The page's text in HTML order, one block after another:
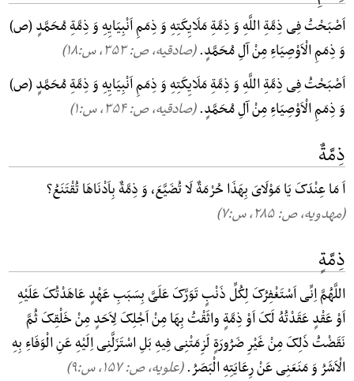
اَصْبَحْتُ فِی ذِمَّةِ اللَّهِ وَ ذِمَّةِ مَلَایِکَتِهِ وَ ذِمَمِ اَنْبِیَایِهِ وَ ذِمَّةِ مُحَمَّدٍ (ص)
وَ ذِمَمِ الْاَوْصِیَاءِ مِنْ آلِ مُحَمَّدٍ.(صادقیه، ص: ۳۵۳, س:۱۸)
اَصْبَحْتُ فِی ذِمَّةِ اللَّهِ وَ ذِمَّةِ مَلَایِکَتِهِ وَ ذِمَمِ اَنْبِیَایِهِ وَ ذِمَّةِ مُحَمَّدٍ (ص)
وَ ذِمَمِ الْاَوْصِیَاءِ مِنْ آلِ مُحَمَّدٍ.(صادقیه، ص: ۳۵۴, س:۱)
ذِمَّةٌ
اَ مَا عِنْدَکَ یَا مَوْلَایَ بِهَذَا حُرْمَةٌ لَا تُضَیَّعَ، وَ ذِمَّةٌ بِاَدْنَاهَا تُقْتَنَعُ؟
(مهدویه، ص: ۲۸۵, س:۷)
ذِمَّةٍ
اللَّهُمَّ اِنِّی اَسْتَغْفِرُکَ لِکُلِّ ذَنْبٍ تَوَرَّکَ عَلَیَّ بِسَبَبِ عَهْدٍ عَاهَدْتُکَ عَلَیْهِ
اَوْ عَقْدٍ عَقَدْتُهُ لَکَ اَوْ ذِمَّةٍ واثَقْتُ بِهَا مِنْ اَجْلِکَ لِاَحَدٍ مِنْ خَلْقِکَ ثُمَّ
نَقَضْتُ ذَلِکَ مِنْ غَیْرِ ضَرُورَةٍ لَزِمَتْنِی فِیهِ بَلِ اسْتَزَلَّنِی اِلَیْهِ عَنِ الْوَفَاءِ بِهِ
الْاَشَرُ وَ مَنَعَنِی عَنْ رِعَایَتِهِ الْبَصَرُ.(علویه، ص: ۱۵۷, س:۹)